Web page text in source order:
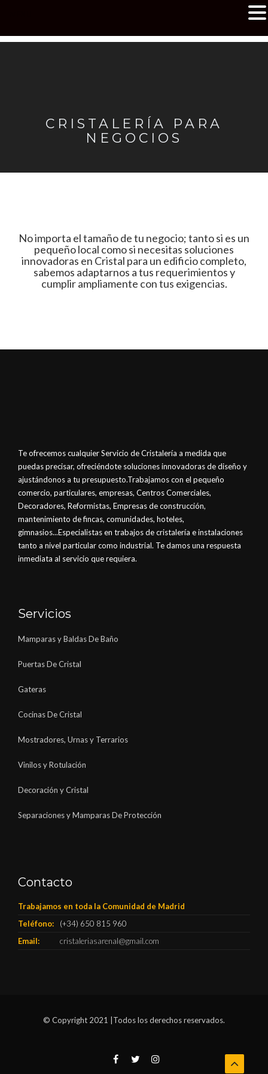
CRISTALERÍA PARA
NEGOCIOS
No importa el tamaño de tu negocio; tanto si es un
pequeño local como si necesitas soluciones
innovadoras en Cristal para un edificio completo,
sabemos adaptarnos a tus requerimientos y
cumplir ampliamente con tus exigencias.
Te ofrecemos cualquier Servicio de Cristalería a medida que
puedas precisar, ofreciéndote soluciones innovadoras de diseño y
ajustándonos a tu presupuesto.Trabajamos con el pequeño
comercio, particulares, empresas, Centros Comerciales,
Decoradores, Reformistas, Empresas de construcción,
mantenimiento de fincas, comunidades, hoteles,
gimnasios...Especialistas en trabajos de cristalería e instalaciones
tanto a nivel particular como industrial. Te damos una respuesta
inmediata al servicio que requiera.
Servicios
Mamparas y Baldas De Baño
Puertas De Cristal
Gateras
Cocinas De Cristal
Mostradores, Urnas y Terrarios
Vinilos y Rotulación
Decoración y Cristal
Separaciones y Mamparas De Protección
Contacto
Trabajamos en toda la Comunidad de Madrid
Teléfono:
(+34) 650 815 960
Email:
cristaleriasarenal@gmail.com
© Copyright 2021 |Todos los derechos reservados.